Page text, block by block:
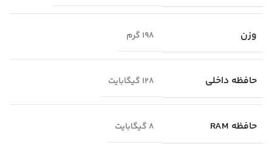
وزن 198 گرم
حافظه داخلی 128 گیگابایت
حافظه RAM 8 گیگابایت